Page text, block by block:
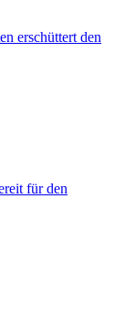
erschüttert den
für den